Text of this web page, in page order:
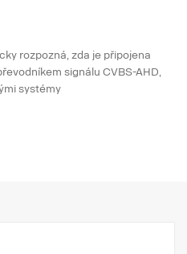
rozpozná, zda je připojena
signálu CVBS-AHD,
systémy